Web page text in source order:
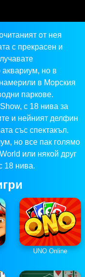
от нея
с прекрасен и
аквариум, но в
в Морския
паркове.
с 18 нива за
и нейният делфин
със спектакъл.
но все пак голямо
или някой друг
18 нива.
UNO Online